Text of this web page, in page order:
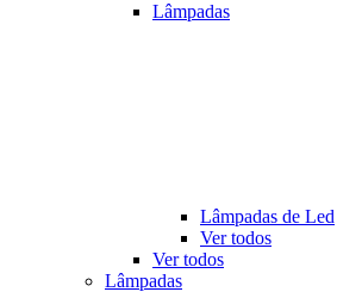
Lâmpadas
Lâmpadas de Led
Ver todos
Ver todos
Lâmpadas